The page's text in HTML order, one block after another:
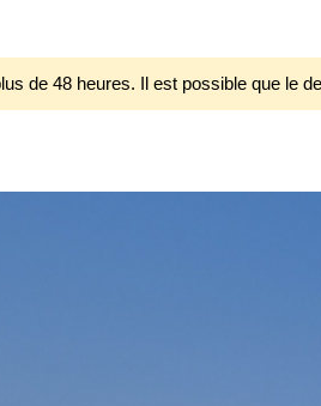
de 48 heures. Il est possible que le